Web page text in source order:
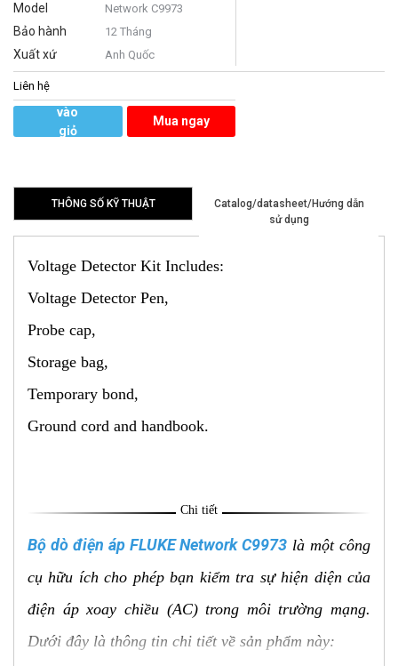
Model Network C9973
Bảo hành 12 Tháng
Xuất xứ Anh Quốc
Liên hệ
vào
giỏ
Mua ngay
THÔNG SỐ KỸ THUẬT
Catalog/datasheet/Hướng dẫn
sử dụng
Voltage Detector Kit Includes:
Voltage Detector Pen,
Probe cap,
Storage bag,
Temporary bond,
Ground cord and handbook.
Chi tiết
Bộ dò điện áp FLUKE Network C9973 là một công
cụ hữu ích cho phép bạn kiểm tra sự hiện diện của
điện áp xoay chiều (AC) trong môi trường mạng.
Dưới đây là thông tin chi tiết về sản phẩm này: